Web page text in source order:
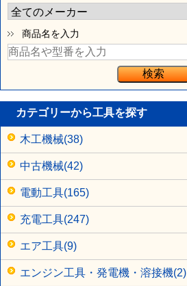
商品名を入力
カテゴリーから工具を探す
木工機械(38)
中古機械(42)
電動工具(165)
充電工具(247)
エア工具(9)
エンジン工具・発電機・溶接機(2)